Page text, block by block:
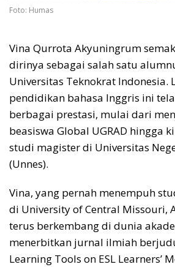
Foto: Humas
Vina Qurrota Akyuningrum
dirinya sebagai salah satu
Universitas Teknokrat Indonesia.
pendidikan bahasa Inggris ini
berbagai prestasi, mulai dari
beasiswa Global UGRAD hingga
studi magister di Universitas
(Unnes).
Vina, yang pernah menempuh
di University of Central Missouri,
terus berkembang di dunia
menerbitkan jurnal ilmiah
Learning Tools on ESL Learners’